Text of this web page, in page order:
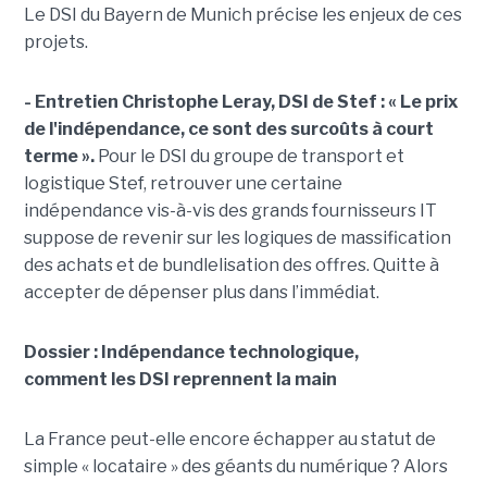
Le DSI du Bayern de Munich précise les enjeux de ces
projets.
- Entretien Christophe Leray, DSI de Stef :« Le prix
de l'indépendance, ce sont des surcoûts à court
terme ». Pour le DSI du groupe de transport et
logistique Stef, retrouver une certaine
indépendance vis-à-vis des grands fournisseurs IT
suppose de revenir sur les logiques de massification
des achats et de bundlelisation des offres. Quitte à
accepter de dépenser plus dans l’immédiat.
Dossier : Indépendance technologique,
comment les DSI reprennent la main
La France peut-elle encore échapper au statut de
simple « locataire » des géants du numérique ? Alors